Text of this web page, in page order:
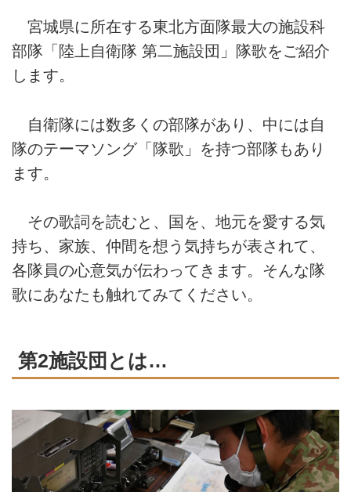
宮城県に所在する東北方面隊最大の施設科
部隊「陸上自衛隊 第二施設団」隊歌をご紹介
します。
自衛隊には数多くの部隊があり、中には自
隊のテーマソング「隊歌」を持つ部隊もあり
ます。
その歌詞を読むと、国を、地元を愛する気
持ち、家族、仲間を想う気持ちが表されて、
各隊員の心意気が伝わってきます。そんな隊
歌にあなたも触れてみてください。
第2施設団とは…